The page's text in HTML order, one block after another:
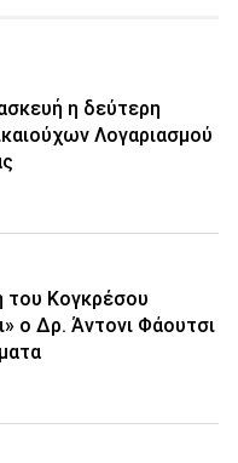
η δεύτερη
Λογαριασμού
του Κογκρέσου
ο Δρ. Άντονι Φάουτσι